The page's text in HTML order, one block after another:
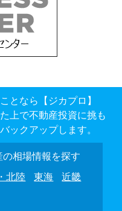
となら【ジカプロ】
上で不動産投資に挑も
ックアップします。
相場情報を探す
北陸 東海
近畿